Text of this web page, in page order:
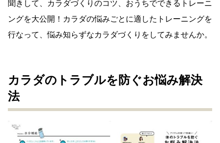
聞きして、カラダづくりのコツ、おうちでできるトレーニ
ングを大公開！カラダの悩みごとに適したトレーニングを
行なって、悩み知らずなカラダづくりをしてみませんか。
カラダのトラブルを防ぐお悩み解決
法